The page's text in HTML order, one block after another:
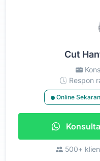
Cut
Respon
Online
500+